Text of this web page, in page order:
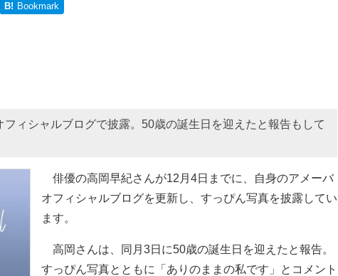
B! Bookmark
ィシャルブログで披露。50歳の誕生日を迎えたと報告もして
俳優の高岡早紀さんが12月4日までに、自身のアメーバ
オフィシャルブログを更新し、すっぴん写真を披露してい
ます。
高岡さんは、同月3日に50歳の誕生日を迎えたと報告。
すっぴん写真とともに「ありのままの私です」とコメント